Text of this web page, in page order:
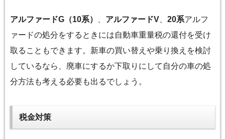
アルファードG（10系） アルファードV 20系アルフ
ァードの処分をするときには自動車重量税の還付を受け
取ることもできます。新車の買い替えや乗り換えを検討
しているなら、廃車にするか下取りにして自分の車の処
分方法も考える必要も出るでしょう。
税金対策